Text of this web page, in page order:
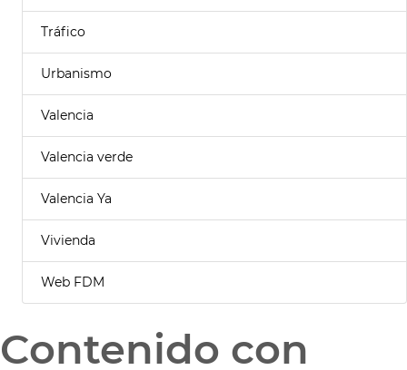
Tráfico
Urbanismo
Valencia
Valencia verde
Valencia Ya
Vivienda
Web FDM
Contenido con